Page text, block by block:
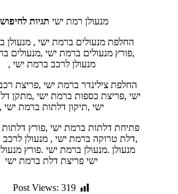
מנעולן רמת ישי תגיות לחיפוש
החלפת מנעולים ברמת ישי , מנעולן
,פורץ מנעולים ברמת ישי ,מנעולים
מנעולן לרכב ברמת ישי ,
החלפת צילינדר ברמת ישי ,פריצת
ישי ,פריצת כספות ברמת ישי ,מתקן
ישי ,תיקון דלתות ברמת ישי ,
פתיחת דלתות ברמת ישי ,פורץ
,דלת טרוקה ברמת ישי , מנעולן
מנעולן .מנעולן ברמת ישי .פורץ
ישי פריצת דלת ברמת ישי
Post Views: 319